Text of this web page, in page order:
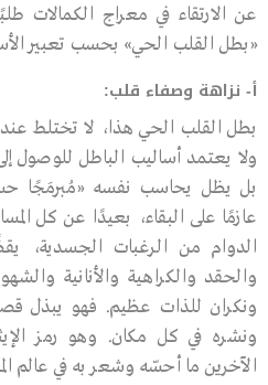
عن الارتقاء في معراج الكمالات
«بطل القلب الحي» بحسب تعبير
أ- نزاهة وصفاء قلب:
بطل القلب الحي هذا، لا تختلط
ولا يعتمد أساليب الباطل للوصول
بل يظل يحاسب نفسه «مُبرمَجًا
عازمًا على البقاء، بعيدًا عن كل
الدوام من الرغبات الجسدية،
والحقد والكراهية والأنانية
ونكران للذات عظيم. فهو يبذل
ونشره في كل مكان. وهو رمز
الآخرين ما أحسّه وشعر به في عالم